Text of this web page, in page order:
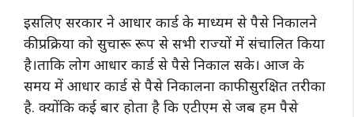
इसलिए सरकार ने आधार कार्ड के माध्यम से पैसे निकालने
की प्रक्रिया को सुचारू रूप से सभी राज्यों में संचालित किया
है।ताकि लोग आधार कार्ड से पैसे निकाल सके। आज के
समय में आधार कार्ड से पैसे निकालना काफी सुरक्षित तरीका
है. क्योंकि कई बार होता है कि एटीएम से जब हम पैसे